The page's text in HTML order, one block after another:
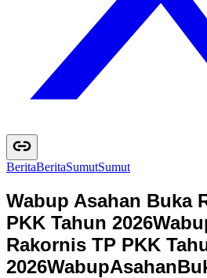
BeritaBeritaSumutSumut
Wabup Asahan Buka
PKK Tahun 2026
Rakornis TP PKK
2026WabupAsahanBu